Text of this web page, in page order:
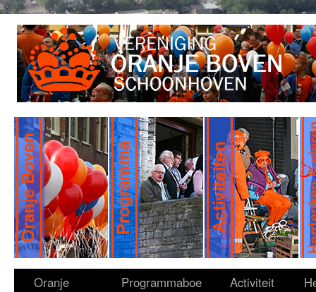
Oranje
Programmaboe
Activiteit